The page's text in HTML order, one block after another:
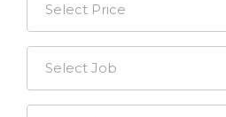
Select Price
Select Job